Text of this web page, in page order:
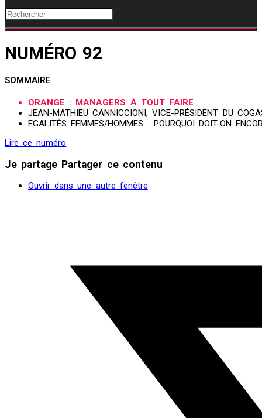
NUMÉRO 92
SOMMAIRE
ORANGE : MANAGERS À TOUT FAIRE
JEAN-MATHIEU CANNICCIONI, VICE-PRÉSIDENT DU
EGALITÉS FEMMES/HOMMES : POURQUOI DOIT-ON
Lire ce numéro
Je partage Partager ce contenu
Ouvrir dans une autre fenêtre